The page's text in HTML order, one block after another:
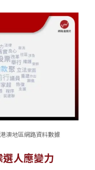
澳地區網路資料數據
人應變力